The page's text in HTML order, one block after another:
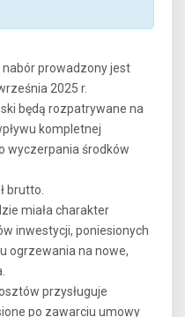
nabór prowadzony jest
2025 r.
będą rozpatrywane na
kompletnej
wyczerpania środków
brutto.
miała charakter
inwestycji, poniesionych
ogrzewania na nowe,
przysługuje
po zawarciu umowy